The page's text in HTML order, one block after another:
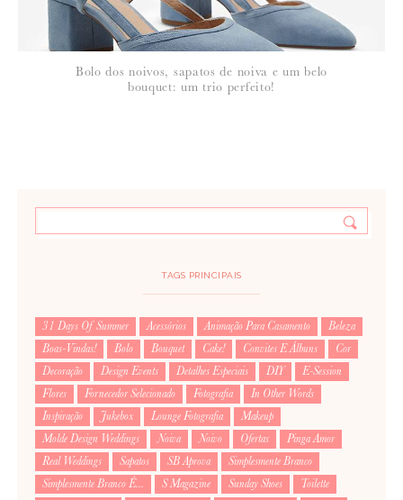
Bolo dos noivos, sapatos de noiva e um belo
bouquet: um trio perfeito!
TAGS PRINCIPAIS
31 Days Of Summer Acessórios Animação Para Casamento
Beleza
Boas-Vindas!
Bolo Bouquet Cake! Convites E Álbuns
Cor
Decoração
Design Events Detalhes Especiais DIY
E-Session
Flores
Fornecedor Selecionado Fotografia
In Other Words
Inspiração
Jukebox Lounge Fotografia
Makeup
Molde Design Weddings
Noiva Noivo Ofertas
Pinga Amor
Real Weddings
Sapatos SB Aprova
Simplesmente Branco
Simplesmente Branco É...
S Magazine Sunday Shoes
Toilette